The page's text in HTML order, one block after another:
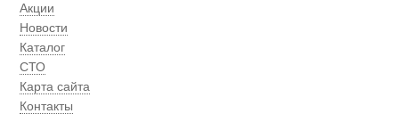
Акции
Новости
Каталог
СТО
Карта сайта
Контакты